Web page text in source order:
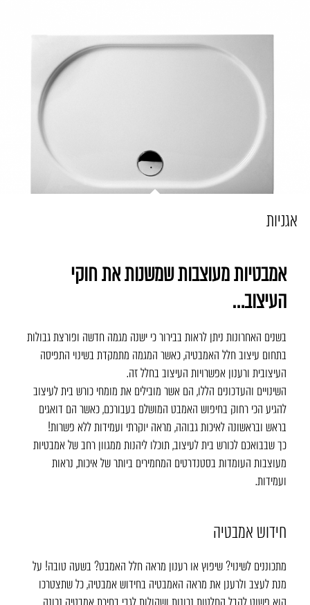
אגניות
אמבטיות מעוצבות שמשנות את חוקי
העיצוב…
בשנים האחרונות ניתן לראות בבירור כי ישנה מגמה חדשה ופורצת גבולות
בתחום עיצוב חלל האמבטיה, כאשר המגמה מתמקדת בשינוי התפיסה
העיצובית ורענון אפשרויות העיצוב בחלל זה.
השינויים והעדכונים הללו, הם אשר מובילים את מומחי כורש בית לעיצוב
להגיע הכי רחוק בחיפוש האמבט המושלם בעבורכם, כאשר הם דואגים
בראש ובראשונה לאיכות גבוהה, מראה יוקרתי ועמידות ללא פשרות!
כך שבבואכם לכורש בית לעיצוב, תוכלו ליהנות ממגוון רחב של אמבטיות
מעוצבות העומדות בסטנדרטים המחמירים ביותר של איכות, נראות
ועמידות.
חידוש אמבטיה
מתכוננים לשינוי? שיפוץ או רענון מראה חלל האמבט? בשעה טובה! על
מנת לעצב ולרענן את מראה האמבטיה בחידוש אמבטיה, כל שתצטרכו